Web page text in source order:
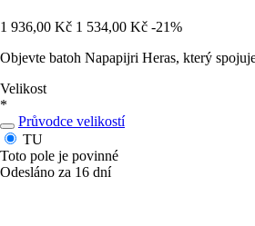
1 936,00 Kč 1 534,00 Kč -21%
Objevte batoh Napapijri Heras, který
Velikost
*
Průvodce velikostí
TU
Toto pole je povinné
Odesláno za 16 dní